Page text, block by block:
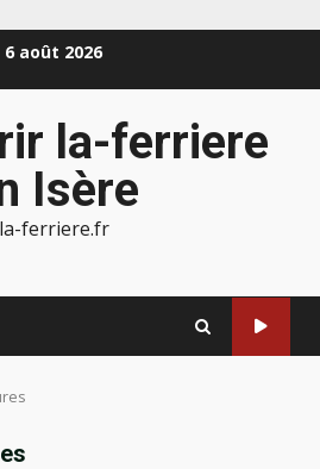
6 août 2026
la-ferriere
Isère
la-ferriere.fr